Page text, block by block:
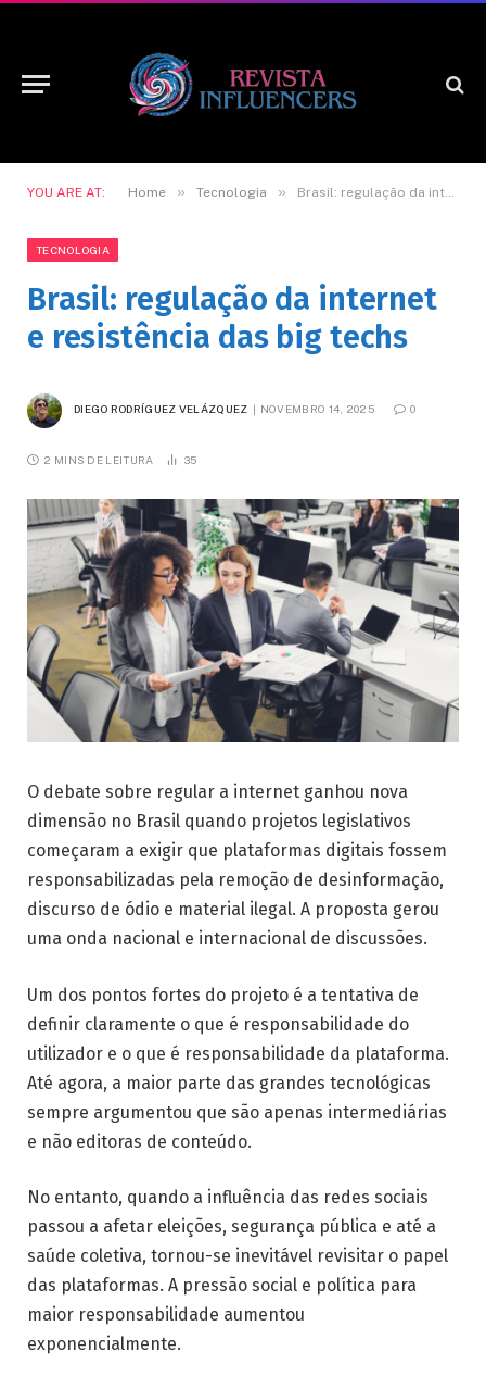
YOU ARE AT: Home » Tecnologia » Brasil: regulação da internet e resistência das big techs
TECNOLOGIA
Brasil: regulação da internet
e resistência das big techs
DIEGO RODRÍGUEZ VELÁZQUEZ NOVEMBRO 14, 2025 0
2 MINS DE LEITURA 35
O debate sobre regular a internet ganhou nova
dimensão no Brasil quando projetos legislativos
começaram a exigir que plataformas digitais fossem
responsabilizadas pela remoção de desinformação,
discurso de ódio e material ilegal. A proposta gerou
uma onda nacional e internacional de discussões.
Um dos pontos fortes do projeto é a tentativa de
definir claramente o que é responsabilidade do
utilizador e o que é responsabilidade da plataforma.
Até agora, a maior parte das grandes tecnológicas
sempre argumentou que são apenas intermediárias
e não editoras de conteúdo.
No entanto, quando a influência das redes sociais
passou a afetar eleições, segurança pública e até a
saúde coletiva, tornou-se inevitável revisitar o papel
das plataformas. A pressão social e política para
maior responsabilidade aumentou
exponencialmente.